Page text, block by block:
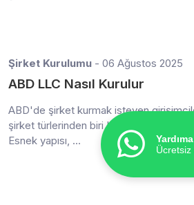
Şirket Kurulumu - 06 Ağustos 2025
ABD LLC Nasıl Kurulur
ABD'de şirket kurmak isteyen
şirket türlerinden biri LLC (Limited
Esnek yapısı, ...
Ücretsiz